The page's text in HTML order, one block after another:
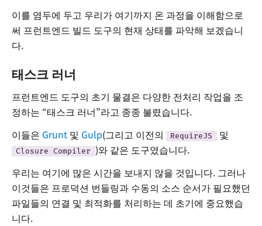
이를 염두에 두고 우리가 여기까지 온 과정을 이해함으로
써 프런트엔드 빌드 도구의 현재 상태를 파악해 보겠습니
다.
태스크 러너
프런트엔드 도구의 초기 물결은 다양한 전처리 작업을 조
정하는 “태스크 러너”라고 종종 불렸습니다.
이들은 Grunt및 Gulp(그리고 이전의 RequireJS 및
Closure Compiler
)와 같은 도구였습니다.
우리는 여기에 많은 시간을 보내지 않을 것입니다. 그러나
이것들은 프로덕션 번들링과 수동의 소스 순서가 필요했던
파일들의 연결 및 최적화를 처리하는 데 초기에 중요했습
니다.